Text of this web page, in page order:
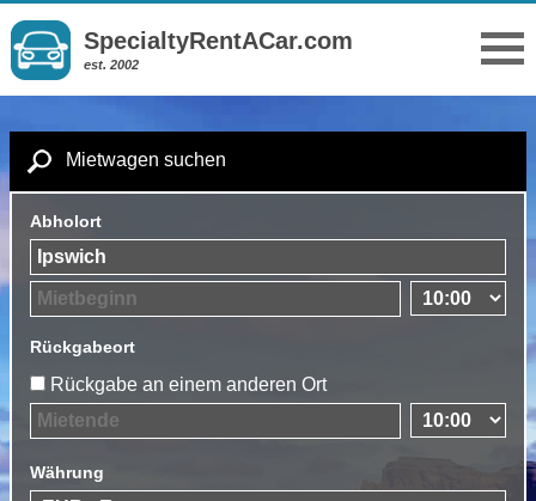
SpecialtyRentACar.com
est. 2002
Mietwagen suchen
Abholort
Rückgabeort
Rückgabe an einem anderen Ort
Währung